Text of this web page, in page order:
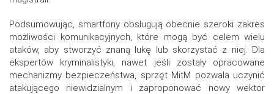
Podsumowując, smartfony obsługują obecnie szeroki zakres
możliwości komunikacyjnych, które mogą być celem wielu
ataków, aby stworzyć znaną lukę lub skorzystać z niej. Dla
ekspertów kryminalistyki, nawet jeśli zostały opracowane
mechanizmy bezpieczeństwa, sprzęt MitM pozwala uczynić
atakującego niewidzialnym i zaproponować nowy wektor